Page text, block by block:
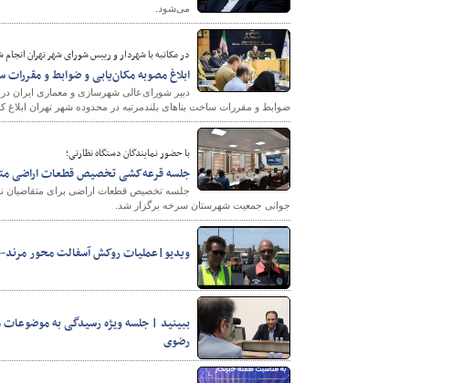
می‌شود.
در مکاتبه با شهردار و رییس شورای شهر تهران انجام
ابلاغ مصوبه مکان‌یابی و ضوابط و
دبیر شورای‌عالی شهرسازی و معماری ایران
ضوابط و مقررات ساخت بناهای بلندمرتبه در محدوده شهر تهران ابلاغ
با حضور نمایندگان دستگاه نظارتی؛
جلسه قرعه‌کشی تخصیص قطعات اراضی
جوانی جمعیت شهرستان سرخه برگزار شد.
ویدیو|عملیات روکش آسفالت محور
ببینید | جلسه ویژه رسیدگی به
رضوی